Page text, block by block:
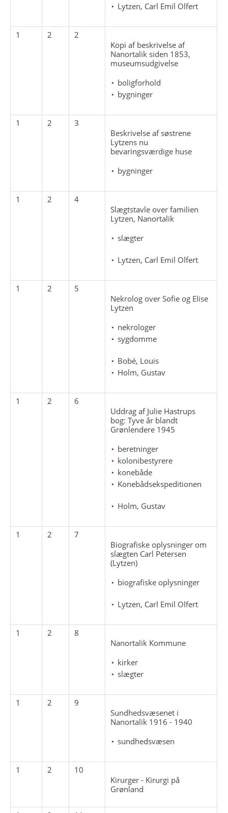
Lytzen, Carl Emil Olfert
1 2
2
Kopi af beskrivelse af
Nanortalik siden 1853,
museumsudgivelse
boligforhold
bygninger
1 2
3
Beskrivelse af søstrene
Lytzens nu
bevaringsværdige huse
bygninger
1 2
4
Slægtstavle over familien
Lytzen, Nanortalik
slægter
Lytzen, Carl Emil Olfert
1 2
5
Nekrolog over Sofie og Elise
Lytzen
nekrologer
sygdomme
Bobé, Louis
Holm, Gustav
1 2
6
Uddrag af Julie Hastrups
bog: Tyve år blandt
Grønlendere 1945
beretninger
kolonibestyrere
konebåde
Konebådsekspeditionen
Holm, Gustav
1 2
7
Biografiske oplysninger om
slægten Carl Petersen
(Lytzen)
biografiske oplysninger
Lytzen, Carl Emil Olfert
1 2
8
Nanortalik Kommune
kirker
slægter
1 2
9
Sundhedsvæsenet i
Nanortalik 1916 - 1940
sundhedsvæsen
1 2
10
Kirurger - Kirurgi på
Grønland